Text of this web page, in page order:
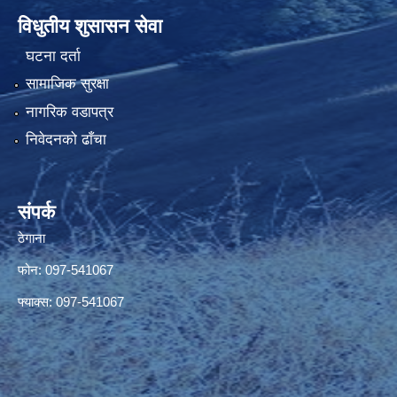
विधुतीय शुसासन सेवा
घटना दर्ता
सामाजिक सुरक्षा
नागरिक वडापत्र
निवेदनको ढाँचा
संपर्क
ठेगाना
फोन: 097-541067
फ्याक्स: 097-541067